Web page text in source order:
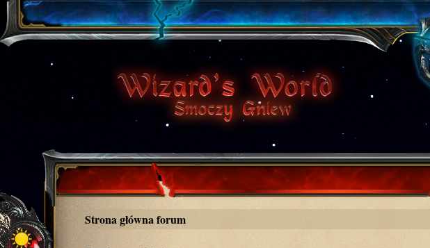
Strona główna forum